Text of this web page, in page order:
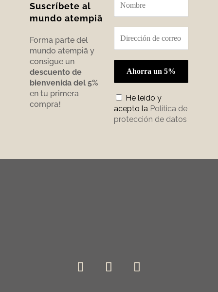
Suscríbete al
mundo atempiā
Forma parte del
mundo atempiā y
consigue un
descuento de
bienvenida del 5%
en tu primera
compra!
He leído y
acepto la Política de
protección de datos